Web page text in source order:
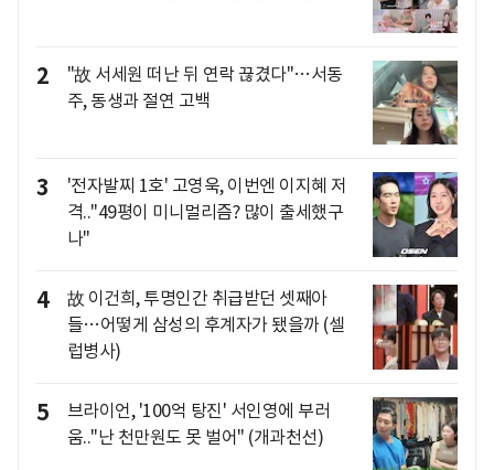
2
"故 서세원 떠난 뒤 연락 끊겼다"…서동
주, 동생과 절연 고백
3
'전자발찌 1호' 고영욱, 이번엔 이지혜 저
격.."49평이 미니멀리즘? 많이 출세했구
나"
4
故 이건희, 투명인간 취급받던 셋째아
들…어떻게 삼성의 후계자가 됐을까 (셀
럽병사)
5
브라이언, '100억 탕진' 서인영에 부러
움.."난 천만원도 못 벌어" (개과천선)